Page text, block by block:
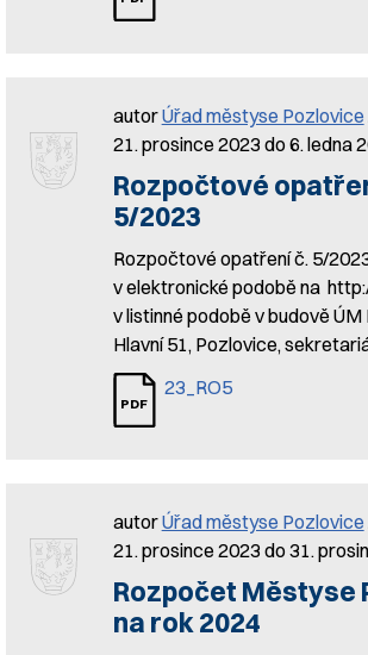
autorÚřad městyse Pozlovice
21. prosince 2023 do 6. ledna
Rozpočtové
5/2023
Rozpočtové opatření č. 5/
v elektronické podobě na
v listinné podobě v budově ÚM
Hlavní 51, Pozlovice,
23_RO5
autorÚřad městyse Pozlovice
21. prosince 2023 do 31.
Rozpočet Městyse
na rok 2024